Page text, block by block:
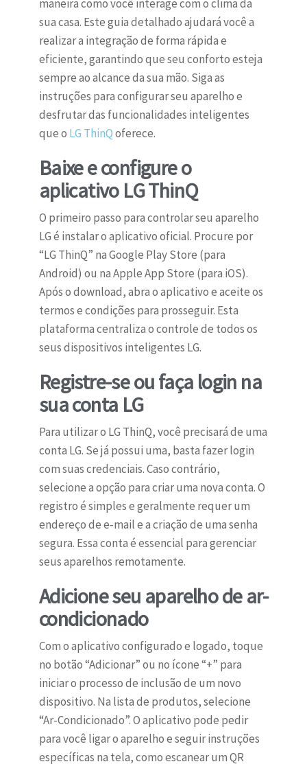
maneira como você interage com o clima da
sua casa. Este guia detalhado ajudará você a
realizar a integração de forma rápida e
eficiente, garantindo que seu conforto esteja
sempre ao alcance da sua mão. Siga as
instruções para configurar seu aparelho e
desfrutar das funcionalidades inteligentes
que o LG ThinQoferece.
Baixe e configure o
aplicativo LG ThinQ
O primeiro passo para controlar seu aparelho
LG é instalar o aplicativo oficial. Procure por
“LG ThinQ” na Google Play Store (para
Android) ou na Apple App Store (para iOS).
Após o download, abra o aplicativo e aceite os
termos e condições para prosseguir. Esta
plataforma centraliza o controle de todos os
seus dispositivos inteligentes LG.
Registre-se ou faça login na
sua conta LG
Para utilizar o LG ThinQ, você precisará de uma
conta LG. Se já possui uma, basta fazer login
com suas credenciais. Caso contrário,
selecione a opção para criar uma nova conta. O
registro é simples e geralmente requer um
endereço de e-mail e a criação de uma senha
segura. Essa conta é essencial para gerenciar
seus aparelhos remotamente.
Adicione seu aparelho de ar-
condicionado
Com o aplicativo configurado e logado, toque
no botão “Adicionar” ou no ícone “+” para
iniciar o processo de inclusão de um novo
dispositivo. Na lista de produtos, selecione
“Ar-Condicionado”. O aplicativo pode pedir
para você ligar o aparelho e seguir instruções
específicas na tela, como escanear um QR